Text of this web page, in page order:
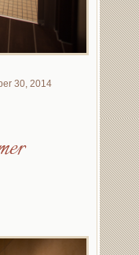
30, 2014